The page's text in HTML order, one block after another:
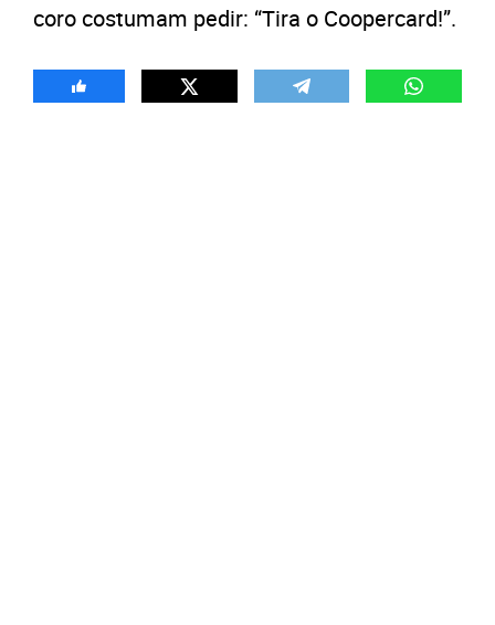
coro costumam pedir: “Tira o Coopercard!”.